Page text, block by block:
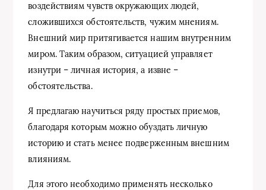
воздействиям чувств окружающих людей,
сложившихся обстоятельств, чужим мнениям.
Внешний мир притягивается нашим внутренним
миром. Таким образом, ситуацией управляет
изнутри – личная история, а извне –
обстоятельства.
Я предлагаю научиться ряду простых приемов,
благодаря которым можно обуздать личную
историю и стать менее подверженным внешним
влияниям.
Для этого необходимо применять несколько